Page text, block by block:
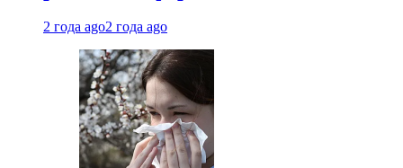
2 года ago2 года ago